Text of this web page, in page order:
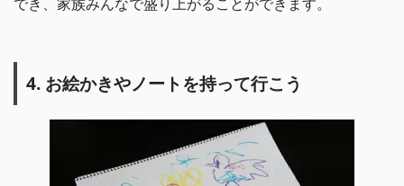
4. お絵かきやノートを持って行こう